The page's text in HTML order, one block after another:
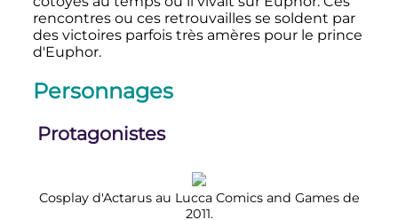
rencontres ou ces retrouvailles se soldent par
des victoires parfois très amères pour le prince
d'Euphor.
Personnages
Protagonistes
Cosplay d'Actarus au Lucca Comics and Games de
2011.